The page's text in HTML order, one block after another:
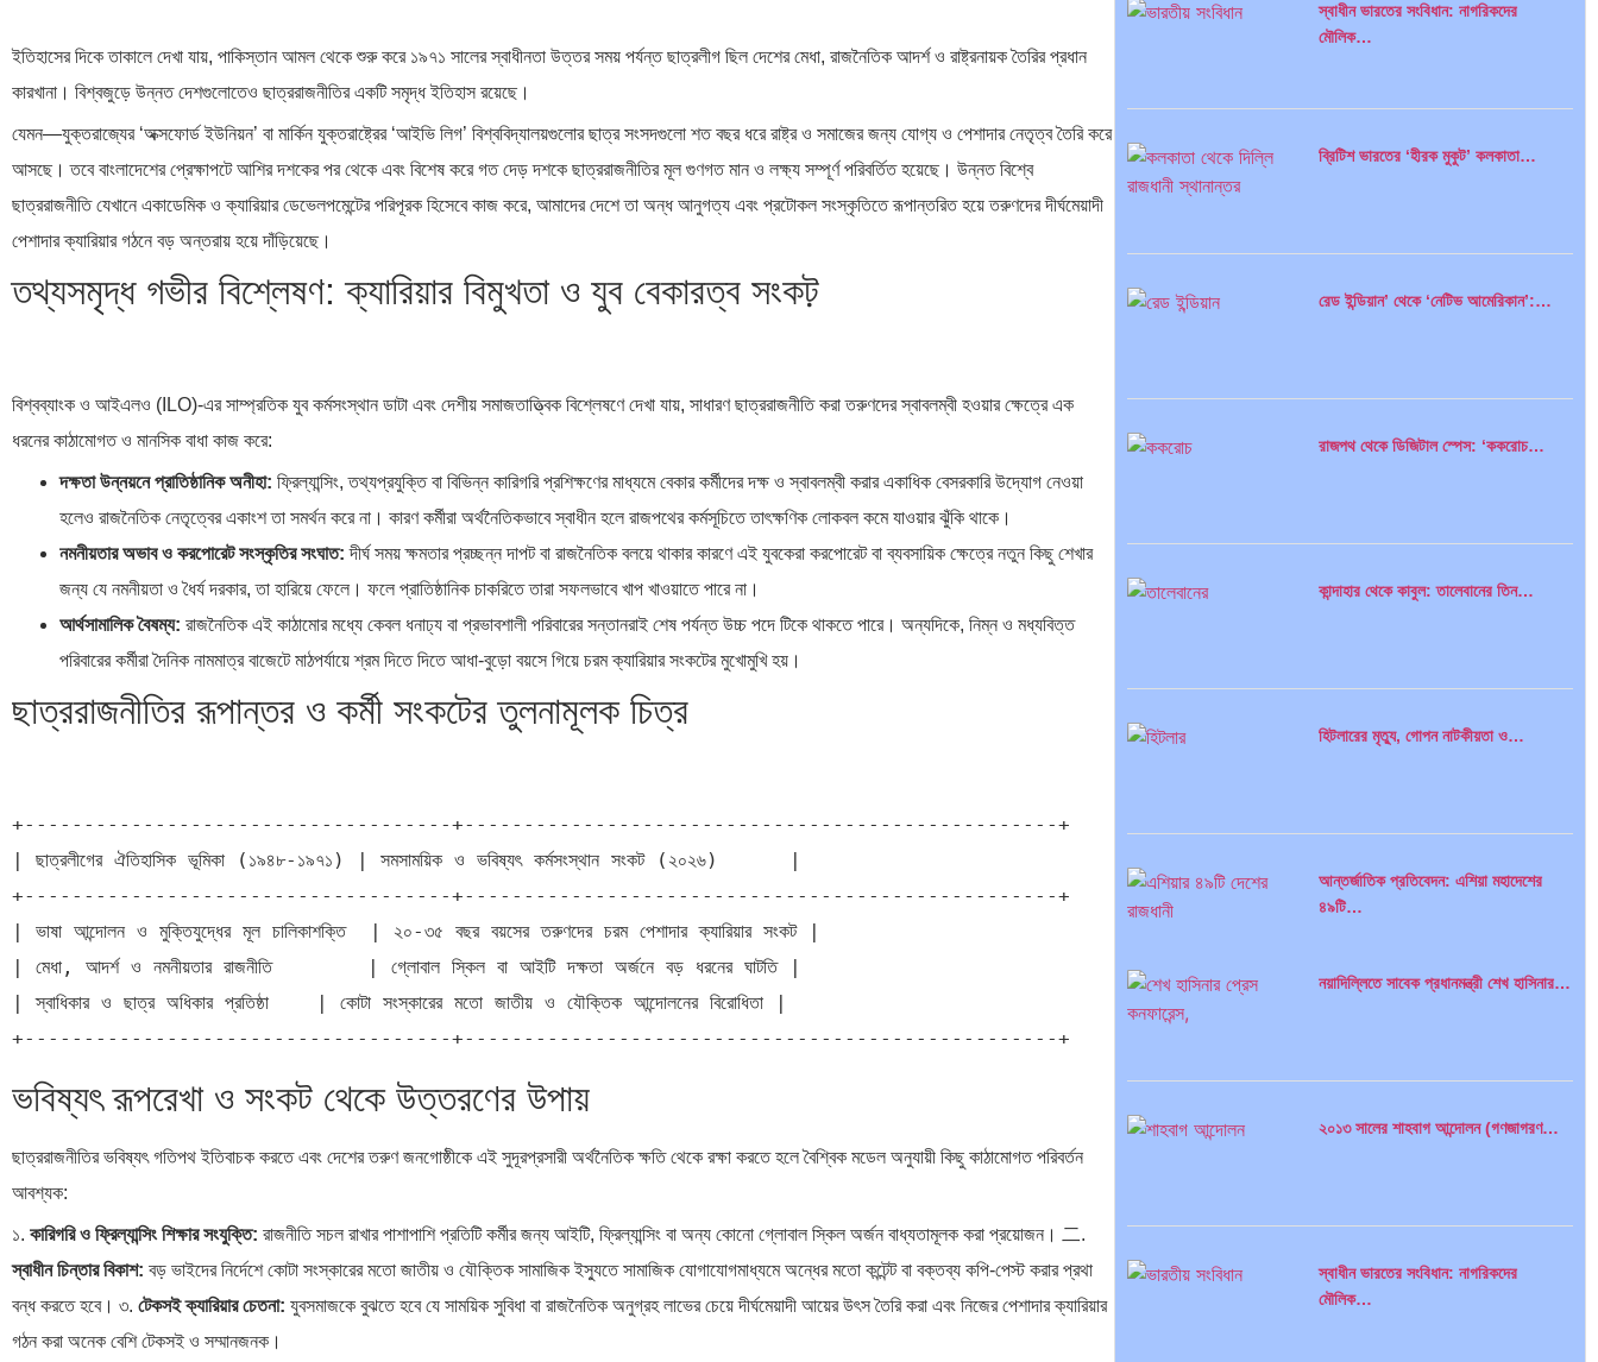
ইতিহাসের দিকে তাকালে দেখা যায়, পাকিস্তান আমল থেকে শুরু করে ১৯৭১ সালের স্বাধীনতা উত্তর সময় পর্যন্ত ছাত্রলীগ ছিল দেশের মেধা, রাজনৈতিক আদর্শ ও রাষ্ট্রনায়ক তৈরির প্রধান
কারখানা। বিশ্বজুড়ে উন্নত দেশগুলোতেও ছাত্ররাজনীতির একটি সমৃদ্ধ ইতিহাস রয়েছে।
যেমন—যুক্তরাজ্যের ‘অক্সফোর্ড ইউনিয়ন’ বা মার্কিন যুক্তরাষ্ট্রের ‘আইভি লিগ’ বিশ্ববিদ্যালয়গুলোর ছাত্র সংসদগুলো শত বছর ধরে রাষ্ট্র ও সমাজের জন্য যোগ্য ও পেশাদার নেতৃত্ব তৈরি করে
আসছে। তবে বাংলাদেশের প্রেক্ষাপটে আশির দশকের পর থেকে এবং বিশেষ করে গত দেড় দশকে ছাত্ররাজনীতির মূল গুণগত মান ও লক্ষ্য সম্পূর্ণ পরিবর্তিত হয়েছে। উন্নত বিশ্বে
ছাত্ররাজনীতি যেখানে একাডেমিক ও ক্যারিয়ার ডেভেলপমেন্টের পরিপূরক হিসেবে কাজ করে, আমাদের দেশে তা অন্ধ আনুগত্য এবং প্রটোকল সংস্কৃতিতে রূপান্তরিত হয়ে তরুণদের দীর্ঘমেয়াদী
পেশাদার ক্যারিয়ার গঠনে বড় অন্তরায় হয়ে দাঁড়িয়েছে।
তথ্যসমৃদ্ধ গভীর বিশ্লেষণ: ক্যারিয়ার বিমুখতা ও যুব বেকারত্ব সংকট়
বিশ্বব্যাংক ও আইএলও (ILO)-এর সাম্প্রতিক যুব কর্মসংস্থান ডাটা এবং দেশীয় সমাজতাত্ত্বিক বিশ্লেষণে দেখা যায়, সাধারণ ছাত্ররাজনীতি করা তরুণদের স্বাবলম্বী হওয়ার ক্ষেত্রে এক
ধরনের কাঠামোগত ও মানসিক বাধা কাজ করে:
দক্ষতা উন্নয়নে প্রাতিষ্ঠানিক অনীহা: ফ্রিল্যান্সিং, তথ্যপ্রযুক্তি বা বিভিন্ন কারিগরি প্রশিক্ষণের মাধ্যমে বেকার কর্মীদের দক্ষ ও স্বাবলম্বী করার একাধিক বেসরকারি উদ্যোগ নেওয়া
হলেও রাজনৈতিক নেতৃত্বের একাংশ তা সমর্থন করে না। কারণ কর্মীরা অর্থনৈতিকভাবে স্বাধীন হলে রাজপথের কর্মসূচিতে তাৎক্ষণিক লোকবল কমে যাওয়ার ঝুঁকি থাকে।
নমনীয়তার অভাব ও করপোরেট সংস্কৃতির সংঘাত: দীর্ঘ সময় ক্ষমতার প্রচ্ছন্ন দাপট বা রাজনৈতিক বলয়ে থাকার কারণে এই যুবকেরা করপোরেট বা ব্যবসায়িক ক্ষেত্রে নতুন কিছু শেখার
জন্য যে নমনীয়তা ও ধৈর্য দরকার, তা হারিয়ে ফেলে। ফলে প্রাতিষ্ঠানিক চাকরিতে তারা সফলভাবে খাপ খাওয়াতে পারে না।
আর্থসামালিক বৈষম্য: রাজনৈতিক এই কাঠামোর মধ্যে কেবল ধনাঢ্য বা প্রভাবশালী পরিবারের সন্তানরাই শেষ পর্যন্ত উচ্চ পদে টিকে থাকতে পারে। অন্যদিকে, নিম্ন ও মধ্যবিত্ত
পরিবারের কর্মীরা দৈনিক নামমাত্র বাজেটে মাঠপর্যায়ে শ্রম দিতে দিতে আধা-বুড়ো বয়সে গিয়ে চরম ক্যারিয়ার সংকটের মুখোমুখি হয়।
ছাত্ররাজনীতির রূপান্তর ও কর্মী সংকটের তুলনামূলক চিত্র
+------------------------------------+--------------------------------------------------+
| ছাত্রলীগের ঐতিহাসিক ভূমিকা (১৯৪৮-১৯৭১) | সমসাময়িক ও ভবিষ্যৎ কর্মসংস্থান সংকট (২০২৬)      |
+------------------------------------+--------------------------------------------------+
| ভাষা আন্দোলন ও মুক্তিযুদ্ধের মূল চালিকাশক্তি  | ২০-৩৫ বছর বয়সের তরুণদের চরম পেশাদার ক্যারিয়ার সংকট |
| মেধা, আদর্শ ও নমনীয়তার রাজনীতি        | গ্লোবাল স্কিল বা আইটি দক্ষতা অর্জনে বড় ধরনের ঘাটতি |
| স্বাধিকার ও ছাত্র অধিকার প্রতিষ্ঠা    | কোটা সংস্কারের মতো জাতীয় ও যৌক্তিক আন্দোলনের বিরোধিতা |
ভবিষ্যৎ রূপরেখা ও সংকট থেকে উত্তরণের উপায়
ছাত্ররাজনীতির ভবিষ্যৎ গতিপথ ইতিবাচক করতে এবং দেশের তরুণ জনগোষ্ঠীকে এই সুদূরপ্রসারী অর্থনৈতিক ক্ষতি থেকে রক্ষা করতে হলে বৈশ্বিক মডেল অনুযায়ী কিছু কাঠামোগত পরিবর্তন
আবশ্যক:
১. কারিগরি ও ফ্রিল্যান্সিং শিক্ষার সংযুক্তি: রাজনীতি সচল রাখার পাশাপাশি প্রতিটি কর্মীর জন্য আইটি, ফ্রিল্যান্সিং বা অন্য কোনো গ্লোবাল স্কিল অর্জন বাধ্যতামূলক করা প্রয়োজন। 二.
স্বাধীন চিন্তার বিকাশ: বড় ভাইদের নির্দেশে কোটা সংস্কারের মতো জাতীয় ও যৌক্তিক সামাজিক ইস্যুতে সামাজিক যোগাযোগমাধ্যমে অন্ধের মতো কন্টেন্ট বা বক্তব্য কপি-পেস্ট করার প্রথা
বন্ধ করতে হবে। ৩. টেকসই ক্যারিয়ার চেতনা: যুবসমাজকে বুঝতে হবে যে সাময়িক সুবিধা বা রাজনৈতিক অনুগ্রহ লাভের চেয়ে দীর্ঘমেয়াদী আয়ের উৎস তৈরি করা এবং নিজের পেশাদার ক্যারিয়ার
গঠন করা অনেক বেশি টেকসই ও সম্মানজনক।
স্বাধীন ভারতের সংবিধান: নাগরিকদের
মৌলিক…
ব্রিটিশ ভারতের ‘হীরক মুকুট’ কলকাতা…
রেড ইন্ডিয়ান’ থেকে ‘নেটিভ আমেরিকান’:…
রাজপথ থেকে ডিজিটাল স্পেস: ‘ককরোচ…
কান্দাহার থেকে কাবুল: তালেবানের তিন…
হিটলারের মৃত্যু, গোপন নাটকীয়তা ও…
আন্তর্জাতিক প্রতিবেদন: এশিয়া মহাদেশের
৪৯টি…
নয়াদিল্লিতে সাবেক প্রধানমন্ত্রী শেখ হাসিনার…
২০১৩ সালের শাহবাগ আন্দোলন (গণজাগরণ…
স্বাধীন ভারতের সংবিধান: নাগরিকদের
মৌলিক…